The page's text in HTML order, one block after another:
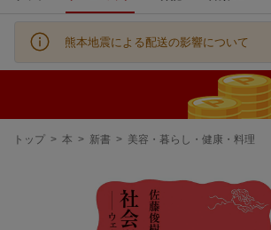
熊本地震による配送の影響について
現
トップ > 本 > 新書 > 美容・暮らし・健康・料理